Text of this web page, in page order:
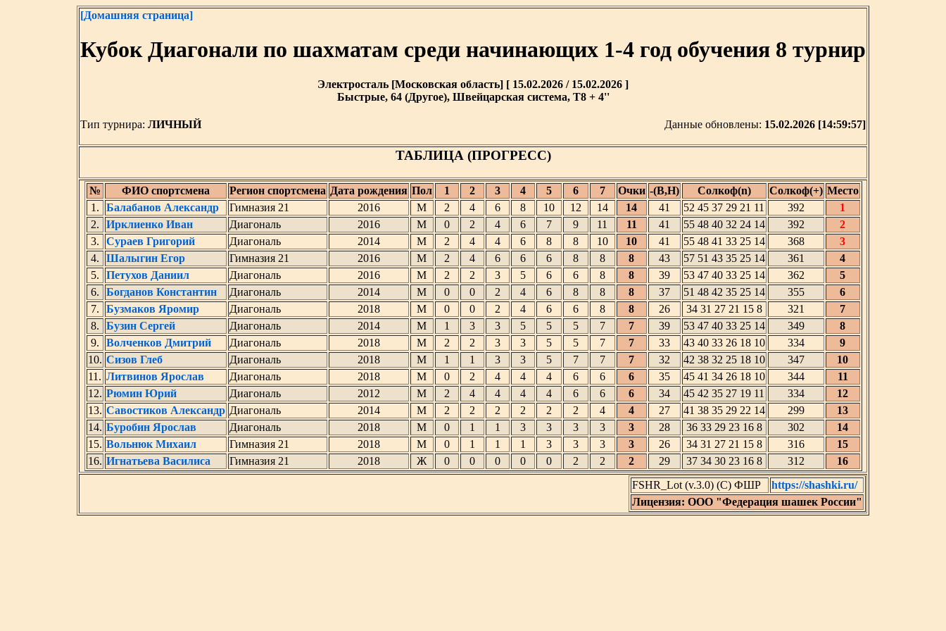
[Домашняя страница]
Кубок Диагонали по шахматам среди начинающих 1-4 год обучения 8 турнир
Электросталь [Московская область] [ 15.02.2026 / 15.02.2026 ]
Быстрые, 64 (Другое), Швейцарская система, T8 + 4''
Тип турнира: ЛИЧНЫЙ Данные обновлены: 15.02.2026 [14:59:57]
ТАБЛИЦА (ПРОГРЕСС)
№ ФИО спортсмена Регион спортсмена Дата рождения Пол 1 2 3 4 5 6 7 Очки -(В,Н) Солкоф(n) Солкоф(+) Место
1.
Балабанов Александр Гимназия 21 2016 М 2 4 6 8 10 12 14 14 41 52 45 37 29 21 11 392
1
2.
Ирклиенко Иван Диагональ 2016 М 0 2 4 6 7 9 11 11 41 55 48 40 32 24 14 392
2
3.
Сураев Григорий Диагональ 2014 М 2 4 4 6 8 8 10 10 41 55 48 41 33 25 14 368
3
4.
Шалыгин Егор Гимназия 21 2016 М 2 4 6 6 6 8 8 8 43 57 51 43 35 25 14 361
4
5.
Петухов Даниил Диагональ 2016 М 2 2 3 5 6 6 8 8 39 53 47 40 33 25 14 362
5
6.
Богданов Константин Диагональ 2014 М 0 0 2 4 6 8 8 8 37 51 48 42 35 25 14 355
6
7.
Бузмаков Яромир Диагональ 2018 М 0 0 2 4 6 6 8 8 26 34 31 27 21 15 8 321
7
8.
Бузин Сергей Диагональ 2014 М 1 3 3 5 5 5 7 7 39 53 47 40 33 25 14 349
8
9.
Волченков Дмитрий Диагональ 2018 М 2 2 3 3 5 5 7 7 33 43 40 33 26 18 10 334
9
10. Сизов Глеб Диагональ 2018 М 1 1 3 3 5 7 7 7 32 42 38 32 25 18 10 347
10
11. Литвинов Ярослав Диагональ 2018 М 0 2 4 4 4 6 6 6 35 45 41 34 26 18 10 344
11
12. Рюмин Юрий Диагональ 2012 М 2 4 4 4 4 6 6 6 34 45 42 35 27 19 11 334
12
13. Савостиков Александр Диагональ 2014 М 2 2 2 2 2 2 4 4 27 41 38 35 29 22 14 299
13
14. Буробин Ярослав Диагональ 2018 М 0 1 1 3 3 3 3 3 28 36 33 29 23 16 8 302
14
15. Вольнюк Михаил Гимназия 21 2018 М 0 1 1 1 3 3 3 3 26 34 31 27 21 15 8 316
15
16. Игнатьева Василиса Гимназия 21 2018 Ж 0 0 0 0 0 2 2 2 29 37 34 30 23 16 8 312
16
FSHR_Lot (v.3.0) (C) ФШР
https://shashki.ru/
Лицензия: ООО "Федерация шашек России"